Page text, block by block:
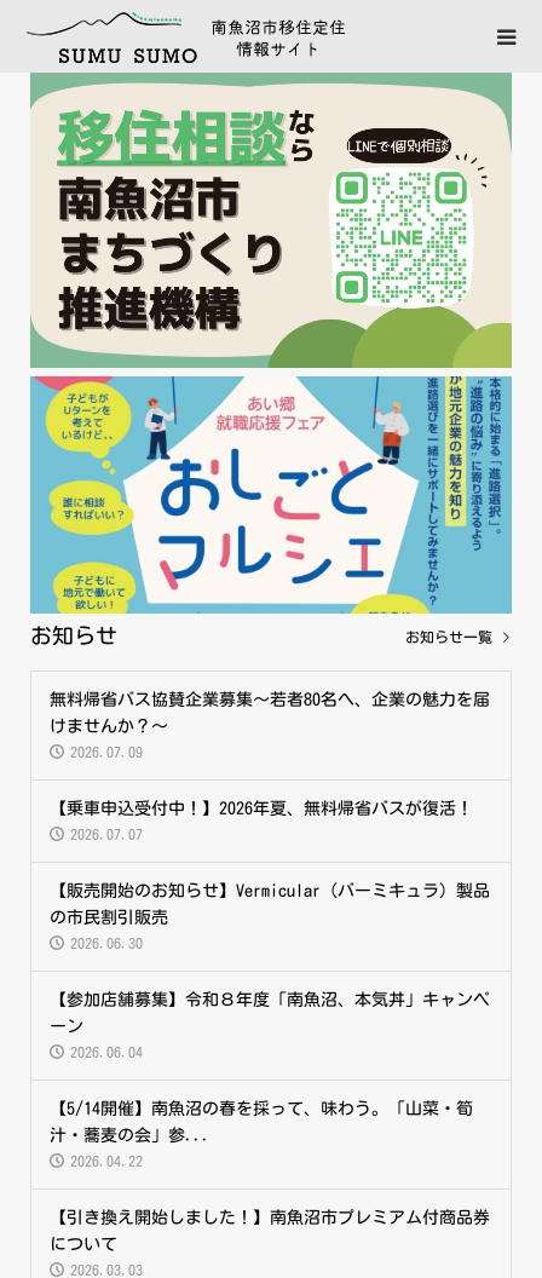
お知らせ お知らせ一覧
無料帰省バス協賛企業募集～若者80名へ、企業の魅力を届
けませんか？～
2026.07.09
【乗車申込受付中！】2026年夏、無料帰省バスが復活！
2026.07.07
【販売開始のお知らせ】Vermicular（バーミキュラ）製品
の市民割引販売
2026.06.30
【参加店舗募集】令和８年度「南魚沼、本気丼」キャンペ
ーン
2026.06.04
【5/14開催】南魚沼の春を採って、味わう。「山菜・筍
汁・蕎麦の会」参...
2026.04.22
【引き換え開始しました！】南魚沼市プレミアム付商品券
について
2026.03.03